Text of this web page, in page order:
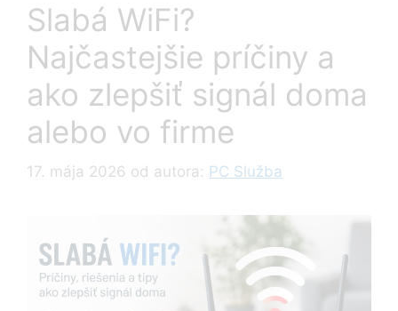
Slabá WiFi?
Najčastejšie príčiny a
ako zlepšiť signál doma
alebo vo firme
17. mája 2026 od autora: PC Služba